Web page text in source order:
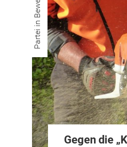
Partei in Bewegung
Gegen die